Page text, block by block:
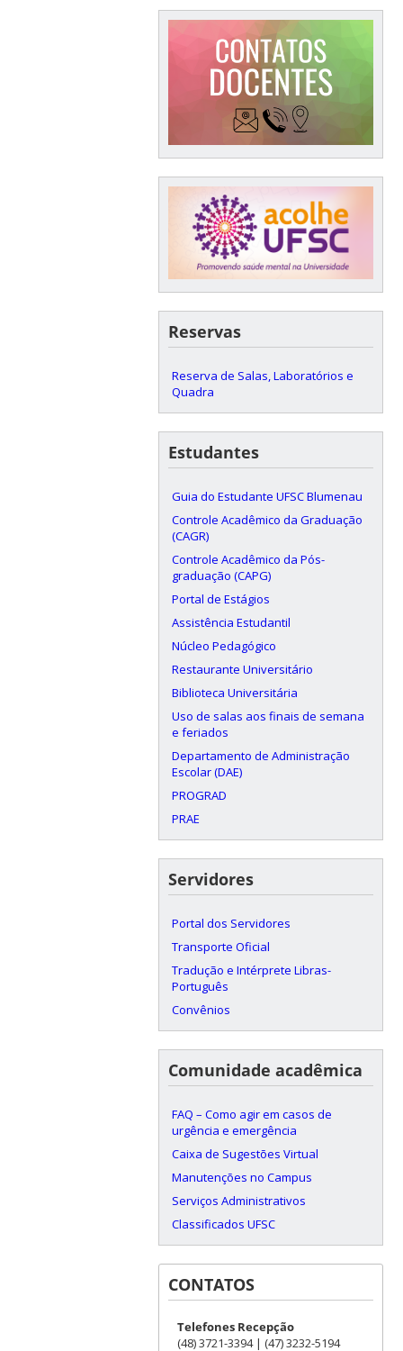
Reservas
Reserva de Salas, Laboratórios e
Quadra
Estudantes
Guia do Estudante UFSC Blumenau
Controle Acadêmico da Graduação
(CAGR)
Controle Acadêmico da Pós-
graduação (CAPG)
Portal de Estágios
Assistência Estudantil
Núcleo Pedagógico
Restaurante Universitário
Biblioteca Universitária
Uso de salas aos finais de semana
e feriados
Departamento de Administração
Escolar (DAE)
PROGRAD
PRAE
Servidores
Portal dos Servidores
Transporte Oficial
Tradução e Intérprete Libras-
Português
Convênios
Comunidade acadêmica
FAQ – Como agir em casos de
urgência e emergência
Caixa de Sugestões Virtual
Manutenções no Campus
Serviços Administrativos
Classificados UFSC
CONTATOS
Telefones Recepção
(48) 3721-3394 | (47) 3232-5194